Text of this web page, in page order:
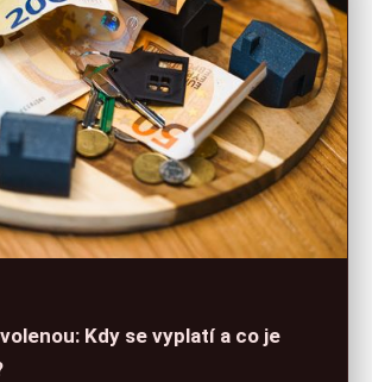
Kdy se vyplatí a co je